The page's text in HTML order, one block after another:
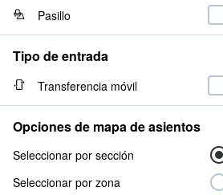
Pasillo
Tipo de entrada
Transferencia móvil
Opciones de mapa de asientos
Seleccionar por sección
Seleccionar por zona